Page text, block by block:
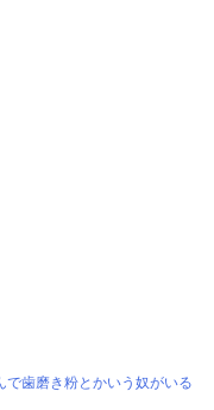
歯磨き粉とかいう奴がいる